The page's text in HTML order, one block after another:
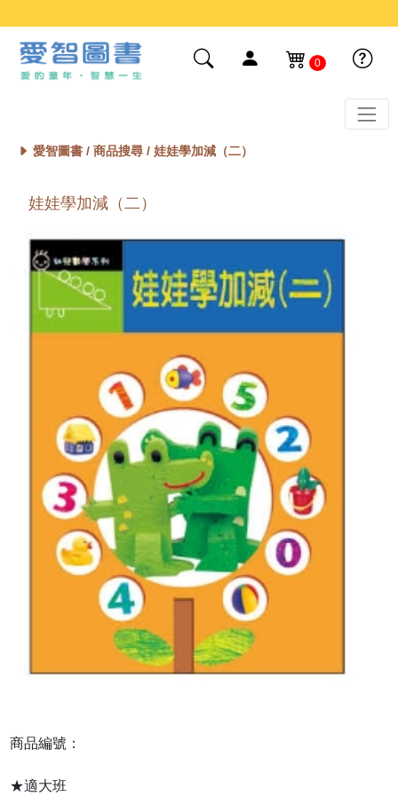
0
愛智圖書 / 商品搜尋/ 娃娃學加減（二）
娃娃學加減（二）
商品編號：
★適大班